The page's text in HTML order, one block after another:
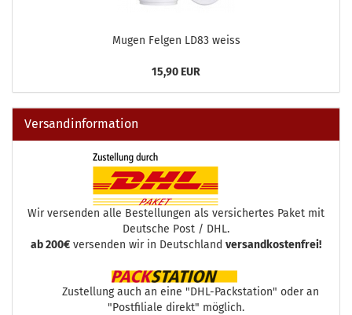
Mugen Felgen LD83 weiss
15,90 EUR
Versandinformation
Wir versenden alle Bestellungen als versichertes Paket mit
Deutsche Post / DHL.
ab 200€ versenden wir in Deutschland versandkostenfrei!
Zustellung auch an eine "DHL-Packstation" oder an
"Postfiliale direkt" möglich.